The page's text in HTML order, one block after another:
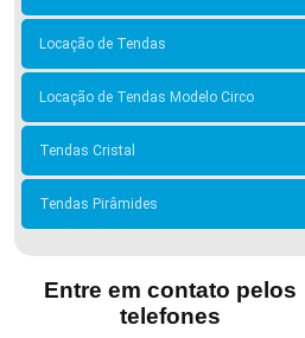
Locação de Tendas
Locação de Tendas Modelo Circo
Tendas Cristal
Tendas Pirâmides
Entre em contato pelos
telefones